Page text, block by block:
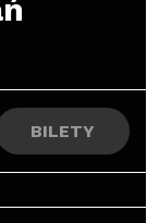
BILETY